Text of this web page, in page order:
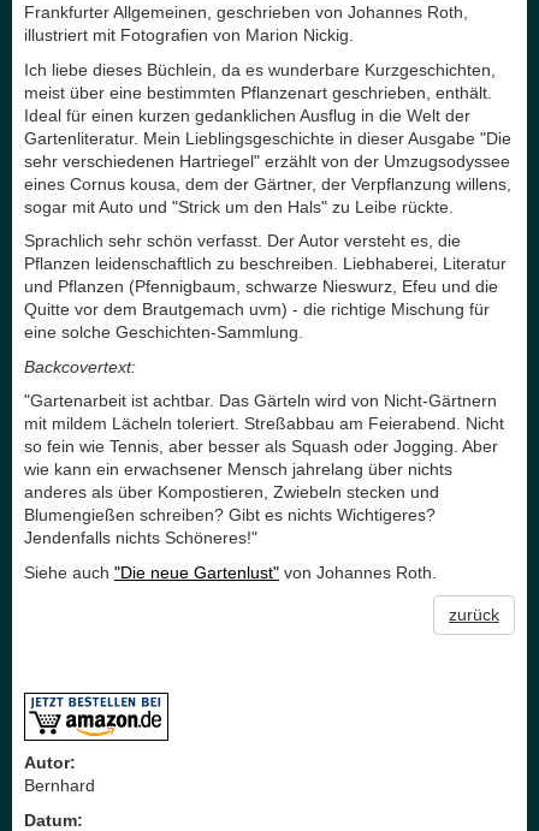
Frankfurter Allgemeinen, geschrieben von Johannes Roth,
illustriert mit Fotografien von Marion Nickig.
Ich liebe dieses Büchlein, da es wunderbare Kurzgeschichten,
meist über eine bestimmten Pflanzenart geschrieben, enthält.
Ideal für einen kurzen gedanklichen Ausflug in die Welt der
Gartenliteratur. Mein Lieblingsgeschichte in dieser Ausgabe "Die
sehr verschiedenen Hartriegel" erzählt von der Umzugsodyssee
eines Cornus kousa, dem der Gärtner, der Verpflanzung willens,
sogar mit Auto und "Strick um den Hals" zu Leibe rückte.
Sprachlich sehr schön verfasst. Der Autor versteht es, die
Pflanzen leidenschaftlich zu beschreiben. Liebhaberei, Literatur
und Pflanzen (Pfennigbaum, schwarze Nieswurz, Efeu und die
Quitte vor dem Brautgemach uvm) - die richtige Mischung für
eine solche Geschichten-Sammlung.
Backcovertext:
"Gartenarbeit ist achtbar. Das Gärteln wird von Nicht-Gärtnern
mit mildem Lächeln toleriert. Streßabbau am Feierabend. Nicht
so fein wie Tennis, aber besser als Squash oder Jogging. Aber
wie kann ein erwachsener Mensch jahrelang über nichts
anderes als über Kompostieren, Zwiebeln stecken und
Blumengießen schreiben? Gibt es nichts Wichtigeres?
Jendenfalls nichts Schöneres!"
Siehe auch "Die neue Gartenlust" von Johannes Roth.
zurück
Autor:
Bernhard
Datum: